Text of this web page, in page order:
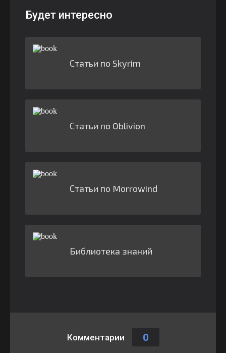
Будет интересно
Статьи по Skyrim
Статьи по Oblivion
Статьи по Morrowind
Библиотека знаний
Комментарии 0